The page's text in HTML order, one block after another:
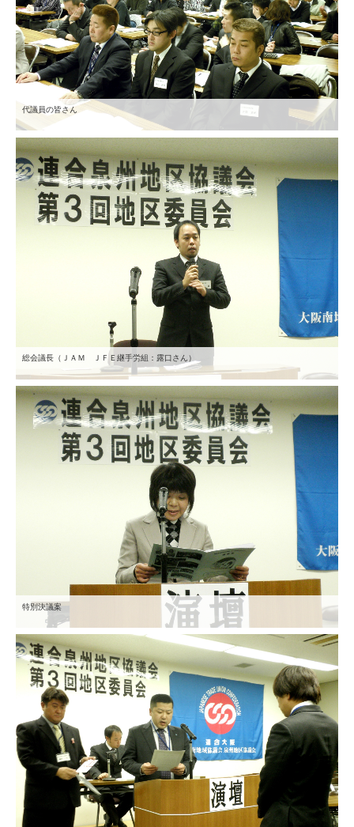
代議員の皆さん
総会議長（ＪＡＭ ＪＦＥ継手労組：露口さん）
特別決議案